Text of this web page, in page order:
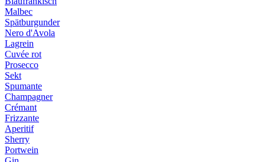
Malbec
Spätburgunder
Nero d'Avola
Lagrein
Cuvée rot
Prosecco
Sekt
Spumante
Champagner
Crémant
Frizzante
Aperitif
Sherry
Portwein